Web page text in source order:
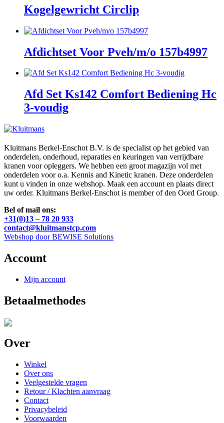
Kogelgewricht Circlip
Afdichtset Voor Pveh/m/o 157b4997
Afd Set Ks142 Comfort Bediening Hc
3-voudig
Kluitmans Berkel-Enschot B.V. is de specialist op het gebied van
onderdelen, onderhoud, reparaties en keuringen van verrijdbare
kranen voor opleggers. We hebben een groot magazijn vol met
onderdelen voor o.a. Kennis and Kinetic kranen. Deze onderdelen
kunt u vinden in onze webshop. Maak een account en plaats direct
uw order. Kluitmans Berkel-Enschot is member of den Oord Group.
Bel of mail ons:
+31(0)13 – 78 20 933
contact@kluitmanstcp.com
Webshop door BEWISE Solutions
Account
Mijn account
Betaalmethodes
Over
Winkel
Over ons
Veelgestelde vragen
Retour / Klachten aanvraag
Contact
Privacybeleid
Voorwaarden